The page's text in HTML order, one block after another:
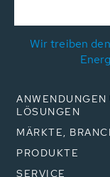
Wir treiben
ANWENDUNGEN
LÖSUNGEN
MÄRKTE,
PRODUKTE
SERVICE